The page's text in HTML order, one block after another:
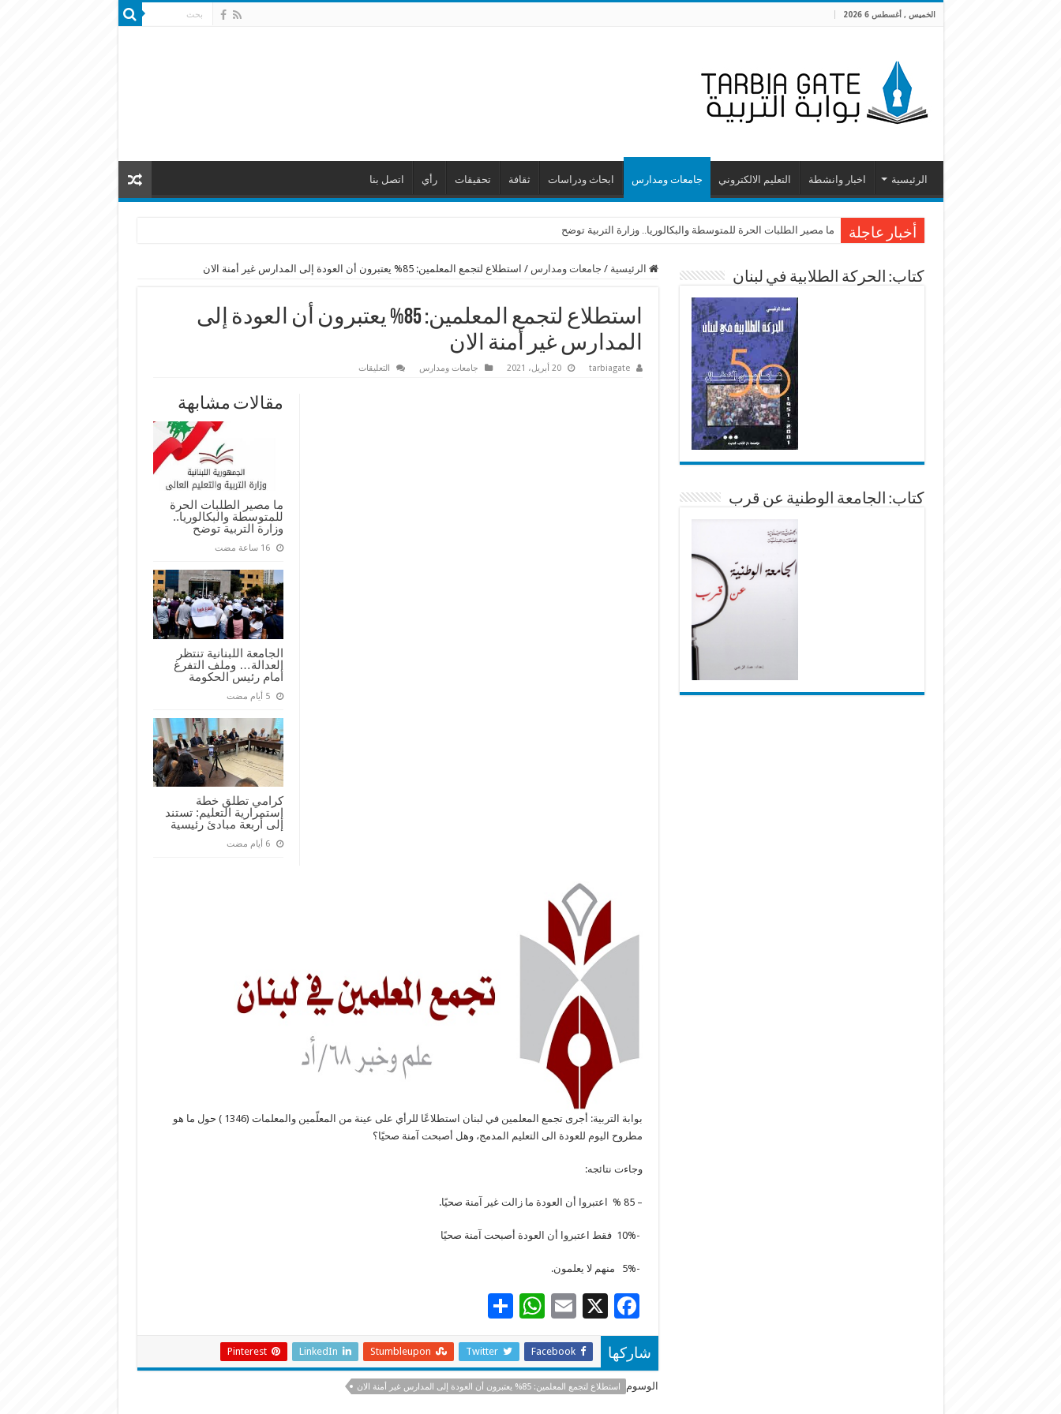
الخميس , أغسطس 6 2026
الرئيسية اخبار وانشطة التعليم الالكتروني جامعات ومدارس ابحاث ودراسات ثقافة تحقيقات رأي اتصل بنا
أخبار عاجلة ما مصير الطلبات الحرة للمتوسطة والبكالوريا.. وزارة التربية توضح
الرئيسية / جامعات ومدارس / استطلاع لتجمع المعلمين: 85% يعتبرون أن العودة إلى المدارس غير أمنة الان
استطلاع لتجمع المعلمين: 85% يعتبرون أن العودة إلى
المدارس غير أمنة الان
tarbiagate 20 أبريل، 2021 جامعات ومدارس التعليقات
مقالات مشابهة
ما مصير الطلبات الحرة
للمتوسطة والبكالوريا..
وزارة التربية توضح
‏16 ساعة مضت
الجامعة اللبنانية تنتظر
العدالة… وملف التفرغ
أمام رئيس الحكومة
‏5 أيام مضت
كرامي تطلق خطة
إستمرارية التعليم: تستند
إلى أربعة مبادئ رئيسية
‏6 أيام مضت
بوابة التربية: أجرى تجمع المعلمين في لبنان استطلاعًا للرأي على عينة من المعلّمين والمعلمات (1346 ) حول ما هو
مطروح اليوم للعودة الى التعليم المدمج، وهل أصبحت آمنة صحيًا؟
وجاءت نتائجه:
– 85 % اعتبروا أن العودة ما زالت غير آمنة صحيًا.
-10% فقط اعتبروا أن العودة أصبحت آمنة صحيًا
-5% منهم لا يعلمون.
F
ac
e
b
X
E
ai
l
W
at
sA
ar
e
شاركها Facebook
Twitter
Stumbleupon
LinkedIn
Pinterest
الوسوم استطلاع لتجمع المعلمين: 85% يعتبرون أن العودة إلى المدارس غير أمنة الان
كتاب: الحركة الطلابية في لبنان
كتاب: الجامعة الوطنية عن قرب